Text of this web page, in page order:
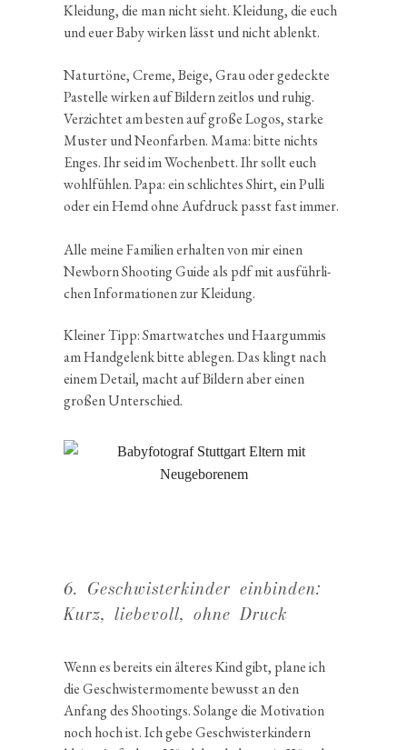
Kleidung, die man nicht sieht. Kleidung, die euch
und euer Baby wirken lässt und nicht ablenkt.
Natur­töne, Creme, Beige, Grau oder gedeckte
Pastelle wirken auf Bildern zeitlos und ruhig.
Verzichtet am besten auf große Logos, starke
Muster und Neonfarben. Mama: bitte nichts
Enges. Ihr seid im Wochen­bett. Ihr sollt euch
wohlfühlen. Papa: ein schlichtes Shirt, ein Pulli
oder ein Hemd ohne Aufdruck passt fast immer.
Alle meine Familien erhalten von mir einen
Newborn Shooting Guide als pdf mit ausführ­li­
chen Infor­ma­tionen zur Kleidung.
Kleiner Tipp: Smart­wat­ches und Haargummis
am Handge­lenk bitte ablegen. Das klingt nach
einem Detail, macht auf Bildern aber einen
großen Unterschied.
6. Geschwis­ter­kinder einbinden:
Kurz, liebe­voll, ohne Druck
Wenn es bereits ein älteres Kind gibt, plane ich
die Geschwis­ter­mo­mente bewusst an den
Anfang des Shootings. Solange die Motiva­tion
noch hoch ist. Ich gebe Geschwis­ter­kin­dern